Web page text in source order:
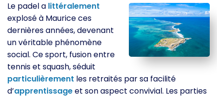
Le padel a littéralement
explosé à Maurice ces
dernières années, devenant
un véritable phénomène
social. Ce sport, fusion entre
tennis et squash, séduit
particulièrement les retraités par sa facilité
d’apprentissageet son aspect convivial. Les parties